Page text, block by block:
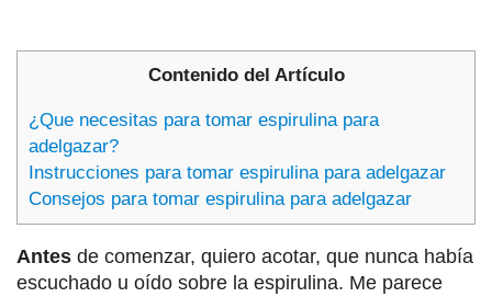
Contenido del Artículo
¿Que necesitas para tomar espirulina para
adelgazar?
Instrucciones para tomar espirulina para adelgazar
Consejos para tomar espirulina para adelgazar
Antes de comenzar, quiero acotar, que nunca había
escuchado u oído sobre la espirulina. Me parece